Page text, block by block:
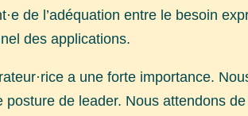
de l’adéquation entre le besoin
des applications.
a une forte importance.
posture de leader. Nous attendons